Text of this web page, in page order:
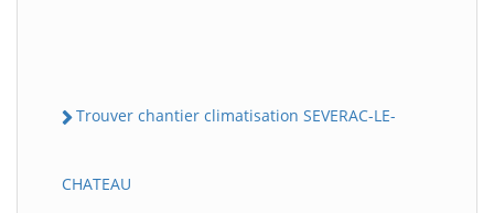
Trouver chantier climatisation SEVERAC-LE-
CHATEAU